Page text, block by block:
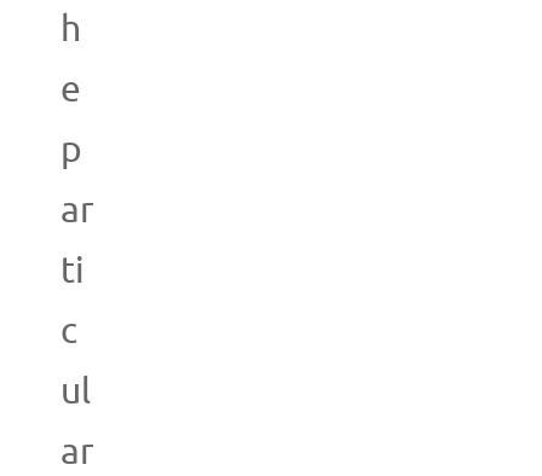
h
e
p
ar
ti
c
ul
ar